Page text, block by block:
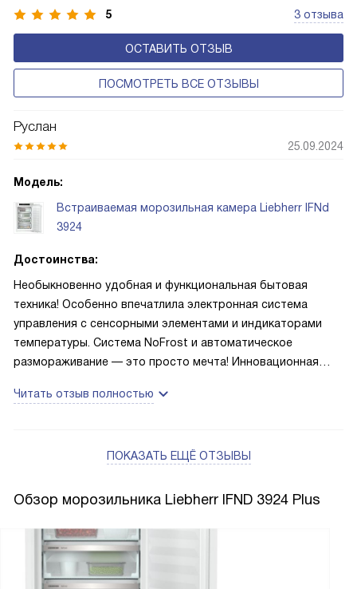
5 3 отзыва
ОСТАВИТЬ ОТЗЫВ
ПОСМОТРЕТЬ ВСЕ ОТЗЫВЫ
Руслан
25.09.2024
Модель:
Встраиваемая морозильная камера Liebherr IFNd
3924
Достоинства:
Необыкновенно удобная и функциональная бытовая
техника! Особенно впечатлила электронная система
управления с сенсорными элементами и индикаторами
температуры. Система NoFrost и автоматическое
размораживание — это просто мечта! Инновационная
Светодиодное освещение внутри камеры и множество
настоящим удовольствием!
Читать отзыв полностью
ПОКАЗАТЬ ЕЩЁ ОТЗЫВЫ
Обзор морозильника Liebherr IFND 3924 Plus